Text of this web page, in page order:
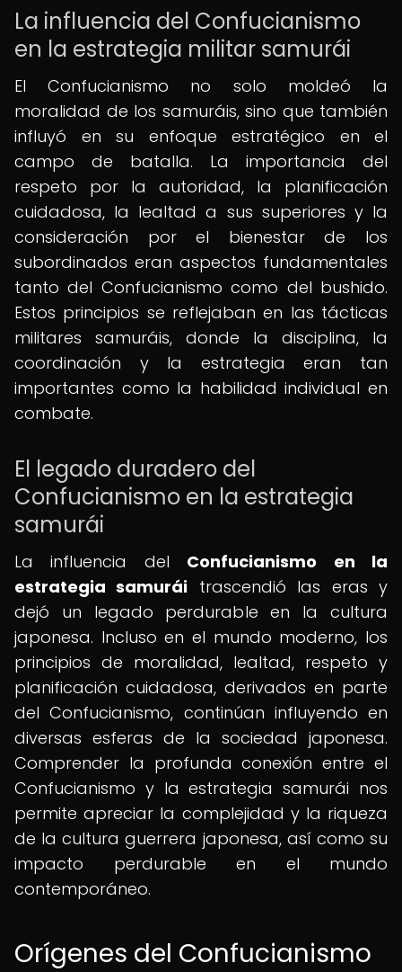
La influencia del Confucianismo
en la estrategia militar samurái
El Confucianismo no solo moldeó la
moralidad de los samuráis, sino que también
influyó en su enfoque estratégico en el
campo de batalla. La importancia del
respeto por la autoridad, la planificación
cuidadosa, la lealtad a sus superiores y la
consideración por el bienestar de los
subordinados eran aspectos fundamentales
tanto del Confucianismo como del bushido.
Estos principios se reflejaban en las tácticas
militares samuráis, donde la disciplina, la
coordinación y la estrategia eran tan
importantes como la habilidad individual en
combate.
El legado duradero del
Confucianismo en la estrategia
samurái
La influencia del Confucianismo en la
estrategia samurái trascendió las eras y
dejó un legado perdurable en la cultura
japonesa. Incluso en el mundo moderno, los
principios de moralidad, lealtad, respeto y
planificación cuidadosa, derivados en parte
del Confucianismo, continúan influyendo en
diversas esferas de la sociedad japonesa.
Comprender la profunda conexión entre el
Confucianismo y la estrategia samurái nos
permite apreciar la complejidad y la riqueza
de la cultura guerrera japonesa, así como su
impacto perdurable en el mundo
contemporáneo.
Orígenes del Confucianismo